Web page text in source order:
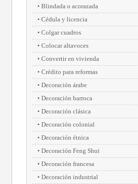
Blindada o acorazada
Cédula y licencia
Colgar cuadros
Colocar altavoces
Convertir en vivienda
Crédito para reformas
Decoración árabe
Decoración barroca
Decoración clásica
Decoración colonial
Decoración étnica
Decoración Feng Shui
Decoración francesa
Decoración industrial